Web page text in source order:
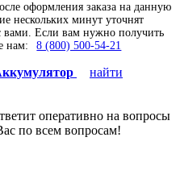
оформления заказа на данную
нескольких минут уточнят
вами. Если вам нужно получить
нам:
8 (800) 500-54-21
найти
оперативно на вопросы
по всем вопросам!